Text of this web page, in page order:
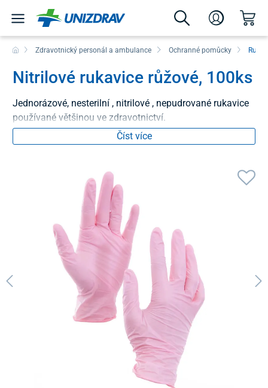
Zdravotnický personál a ambulance Ochranné pomůcky
Nitrilové rukavice růžové, 100ks
Jednorázové, nesterilní , nitrilové , nepudrované rukavice
používané většinou ve zdravotnictví.
Číst více